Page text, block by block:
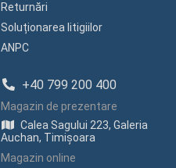
Returnări
Soluționarea litigiilor
ANPC
+40 799 200 400
Magazin de prezentare
Calea Sagului 223, Galeria
Auchan, Timișoara
Magazin online